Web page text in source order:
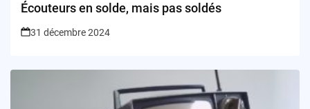
Écouteurs en solde, mais pas soldés
31 décembre 2024